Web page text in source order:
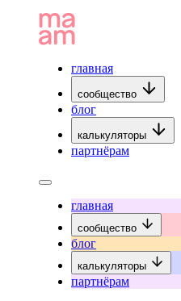
главная
сообщество
блог
калькуляторы
партнёрам
главная
сообщество
блог
калькуляторы
партнёрам